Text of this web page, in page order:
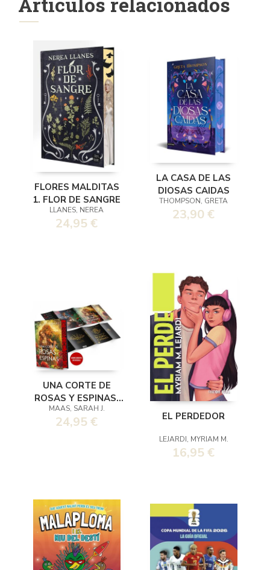
FLORES MALDITAS
1. FLOR DE SANGRE
LLANES, NEREA
24,95 €
LA CASA DE LAS
DIOSAS CAIDAS
THOMPSON, GRETA
23,90 €
UNA CORTE DE
ROSAS Y ESPINAS.
EDICION ESPECIAL
CON
MAAS, SARAH J.
24,95 € EL PERDEDOR
LEJARDI, MYRIAM M.
16,95 €